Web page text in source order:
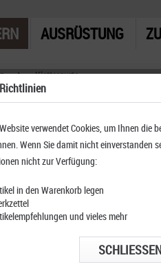
AUSRÜSTUNG
Klettergurte
verwendet Cookies, um Ihnen die
Wenn Sie damit nicht einverstanden
nicht zur Verfügung:
in den Warenkorb legen
und vieles mehr
SCHLIESSEN